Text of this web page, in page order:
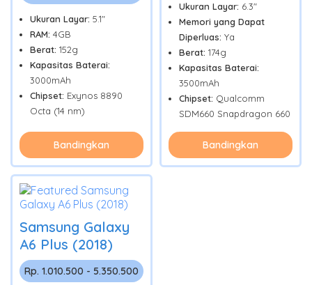
Ukuran Layar: 5.1"
RAM: 4GB
Berat: 152g
Kapasitas Baterai:
3000mAh
Chipset: Exynos 8890
Octa (14 nm)
Bandingkan
Ukuran Layar: 6.3"
Memori yang Dapat
Diperluas: Ya
Berat: 174g
Kapasitas Baterai:
3500mAh
Chipset: Qualcomm
SDM660 Snapdragon 660
Bandingkan
Samsung Galaxy
A6 Plus (2018)
Rp. 1.010.500 - 5.350.500